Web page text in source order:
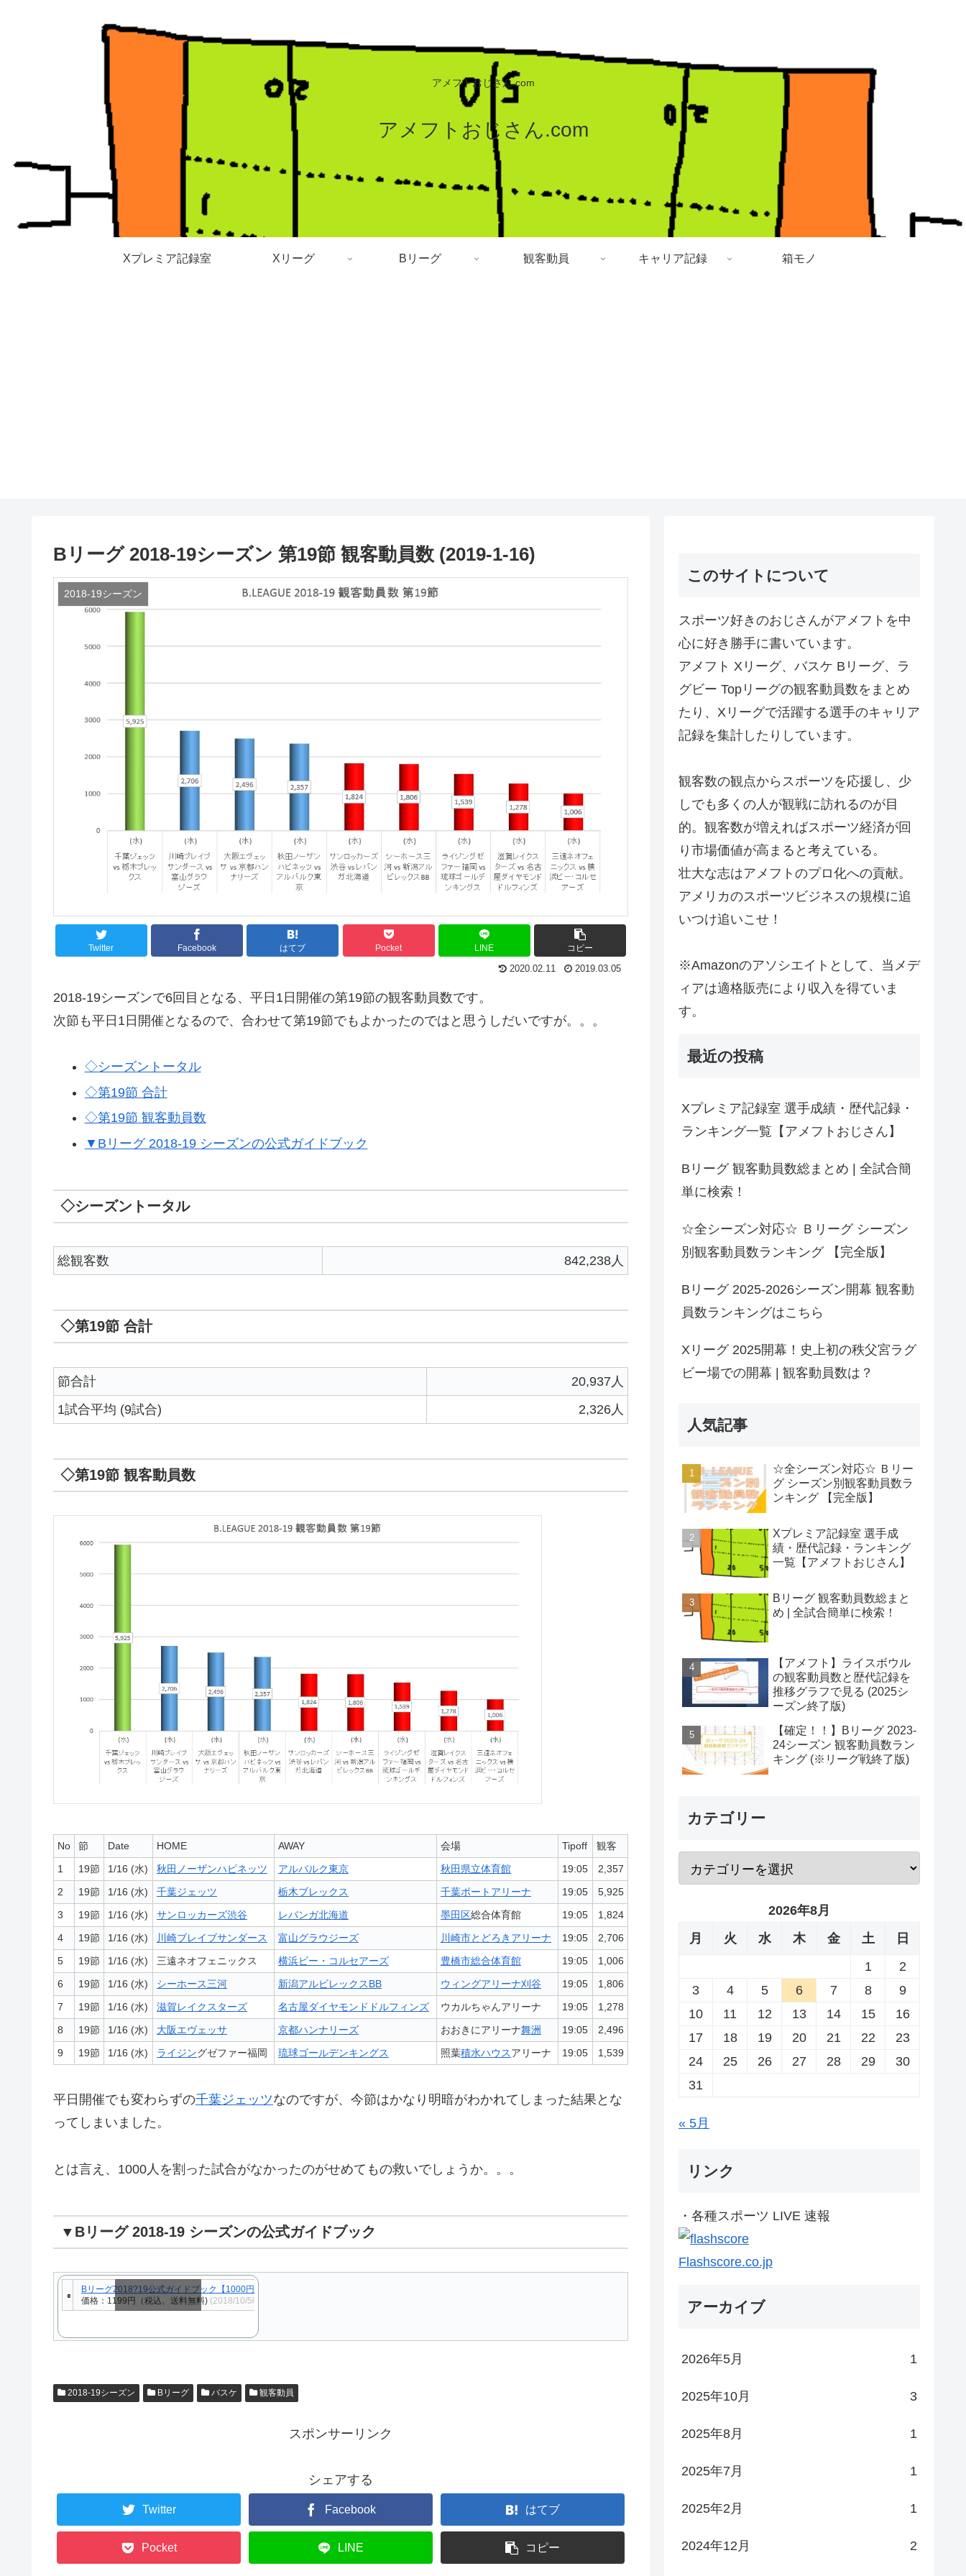
アメフトおじさん.com
アメフトおじさん.com
Xプレミア記録室 Xリーグ Bリーグ 観客動員 キャリア記録 箱モノ
Bリーグ 2018-19シーズン 第19節 観客動員数 (2019-1-16)
2018-19シーズン
Twitter Facebook はてブ Pocket LINE コピー
2020.02.11 2019.03.05
2018-19シーズンで6回目となる、平日1日開催の第19節の観客動員数です。
次節も平日1日開催となるので、合わせて第19節でもよかったのではと思うしだいですが。。。
◇シーズントータル
◇第19節 合計
◇第19節 観客動員数
▼Bリーグ 2018-19 シーズンの公式ガイドブック
◇シーズントータル
総観客数 842,238人
◇第19節 合計
節合計
20,937人
1試合平均 (9試合)
2,326人
◇第19節 観客動員数
No 節 Date HOME AWAY 会場 Tipoff
観客
1
19節 1/16 (水) 秋田ノーザンハピネッツ アルバルク東京 秋田県立体育館 19:05
2,357
2
19節 1/16 (水) 千葉ジェッツ 栃木ブレックス 千葉ポートアリーナ 19:05
5,925
3
19節 1/16 (水) サンロッカーズ渋谷 レバンガ北海道 墨田区総合体育館 19:05
1,824
4
19節 1/16 (水) 川崎ブレイブサンダース 富山グラウジーズ 川崎市とどろきアリーナ 19:05
2,706
5
19節 1/16 (水) 三遠ネオフェニックス 横浜ビー・コルセアーズ 豊橋市総合体育館 19:05
1,006
6
19節 1/16 (水) シーホース三河 新潟アルビレックスBB ウィングアリーナ刈谷 19:05
1,806
7
19節 1/16 (水) 滋賀レイクスターズ 名古屋ダイヤモンドドルフィンズ ウカルちゃんアリーナ 19:05
1,278
8
19節 1/16 (水) 大阪エヴェッサ 京都ハンナリーズ おおきにアリーナ舞洲 19:05
2,496
9
19節 1/16 (水) ライジングゼファー福岡 琉球ゴールデンキングス 照葉積水ハウスアリーナ 19:05 1,539
平日開催でも変わらずの千葉ジェッツなのですが、今節はかなり明暗がわかれてしまった結果とな
ってしまいました。
とは言え、1000人を割った試合がなかったのがせめてもの救いでしょうか。。。
▼Bリーグ 2018-19 シーズンの公式ガイドブック
Bリーグ2018?19公式ガイドブック【1000円以上送料無料】
価格：1199円（税込、送料無料) (2018/10/5時点)
2018-19シーズン Bリーグ バスケ 観客動員
スポンサーリンク
シェアする
Twitter Facebook はてブ
Pocket LINE コピー
このサイトについて
スポーツ好きのおじさんがアメフトを中
心に好き勝手に書いています。
アメフト Xリーグ、バスケ Bリーグ、ラ
グビー Topリーグの観客動員数をまとめ
たり、Xリーグで活躍する選手のキャリア
記録を集計したりしています。
観客数の観点からスポーツを応援し、少
しでも多くの人が観戦に訪れるのが目
的。観客数が増えればスポーツ経済が回
り市場価値が高まると考えている。
壮大な志はアメフトのプロ化への貢献。
アメリカのスポーツビジネスの規模に追
いつけ追いこせ！
※Amazonのアソシエイトとして、当メデ
ィアは適格販売により収入を得ていま
す。
最近の投稿
Xプレミア記録室 選手成績・歴代記録・
ランキング一覧【アメフトおじさん】
Bリーグ 観客動員数総まとめ | 全試合簡
単に検索！
☆全シーズン対応☆ Ｂリーグ シーズン
別観客動員数ランキング 【完全版】
Bリーグ 2025-2026シーズン開幕 観客動
員数ランキングはこちら
Xリーグ 2025開幕！史上初の秩父宮ラグ
ビー場での開幕 | 観客動員数は？
人気記事
☆全シーズン対応☆ Ｂリー
グ シーズン別観客動員数ラ
ンキング 【完全版】
Xプレミア記録室 選手成
績・歴代記録・ランキング
一覧【アメフトおじさん】
Bリーグ 観客動員数総まと
め | 全試合簡単に検索！
【アメフト】ライスボウル
の観客動員数と歴代記録を
推移グラフで見る (2025シ
ーズン終了版)
【確定！！】Bリーグ 2023-
24シーズン 観客動員数ラン
キング (※リーグ戦終了版)
カテゴリー
2026年8月
月
火 水 木 金 土
日
1
2
3
4 5 6 7 8
9
10
11 12 13 14 15
16
17
18 19 20 21 22
23
24
25 26 27 28 29
30
31
« 5月
リンク
・各種スポーツ LIVE 速報
Flashscore.co.jp
アーカイブ
2026年5月 1
2025年10月 3
2025年8月 1
2025年7月 1
2025年2月 1
2024年12月 2